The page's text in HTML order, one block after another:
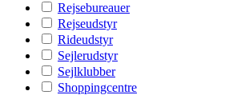
Rejsebureauer
Rejseudstyr
Rideudstyr
Sejlerudstyr
Sejlklubber
Shoppingcentre